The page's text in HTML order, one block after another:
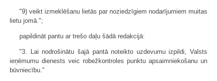
"9) veikt izmeklēšanu lietās par noziedzīgiem nodarījumiem muitas
lietu jomā.";
papildināt pantu ar trešo daļu šādā redakcijā:
"3. Lai nodrošinātu šajā pantā noteikto uzdevumu izpildi, Valsts
ieņēmumu dienests veic robežkontroles punktu apsaimniekošanu un
būvniecību."